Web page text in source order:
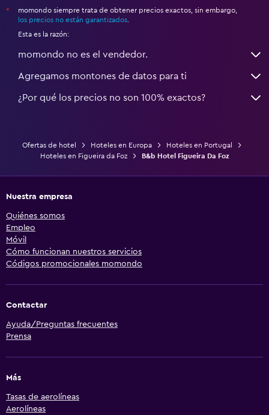
*
momondo siempre trata de obtener precios exactos, sin embargo,
los precios no están garantizados
Esta es la razón:
momondo no es el vendedor.
Agregamos montones de datos para ti
¿Por qué los precios no son 100% exactos?
Ofertas de hotel Hoteles en Europa
Hoteles en Portugal
Hoteles en Figueira da Foz
B&b Hotel Figueira Da Foz
Nuestra empresa
Quiénes somos
Empleo
Móvil
Cómo funcionan nuestros servicios
Códigos promocionales momondo
Contactar
Ayuda/Preguntas frecuentes
Prensa
Más
Tasas de aerolíneas
Aerolíneas